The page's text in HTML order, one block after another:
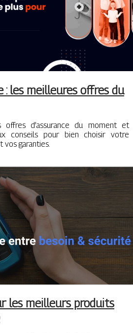
: les meilleures offres du
offres d’assurance du moment et
conseils pour bien choisir votre
vos garanties.
les meilleurs produits